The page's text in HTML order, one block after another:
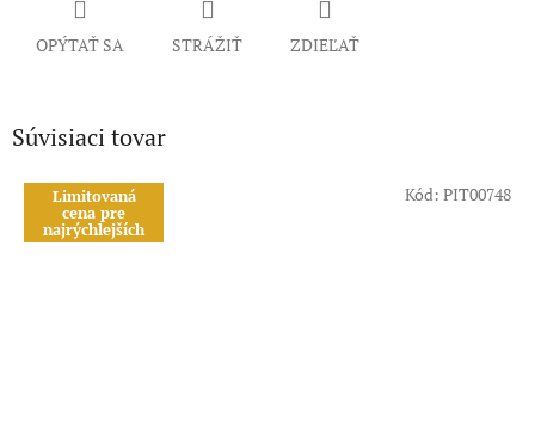
OPÝTAŤ SA STRÁŽIŤ ZDIEĽAŤ
Súvisiaci tovar
Limitovaná
cena pre
najrýchlejších
Kód: PIT00748